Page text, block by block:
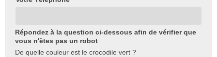
Répondez à la question ci-dessous afin de vérifier que
vous n'êtes pas un robot
De quelle couleur est le crocodile vert ?